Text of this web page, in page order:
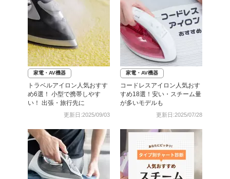
家電・AV機器
トラベルアイロン人気おすす
め6選！ 小型で携帯しやす
い！ 出張・旅行先に
更新日:2025/09/03
家電・AV機器
コードレスアイロン人気おす
すめ18選！安い・スチーム量
が多いモデルも
更新日:2025/07/28